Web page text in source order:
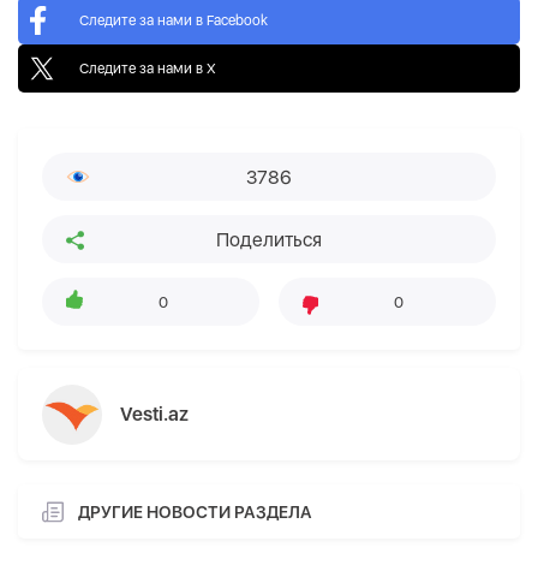
Следите за нами в Facebook
Следите за нами в X
3786
Поделиться
0 0
Vesti.az
ДРУГИЕ НОВОСТИ РАЗДЕЛА